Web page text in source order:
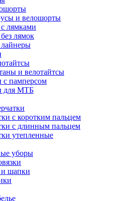
и велошорты
лямками
лямок
и велотайтсы
памперсом
для МТБ
с коротким пальцем
с длинным пальцем
утепленные
уборы
шапки